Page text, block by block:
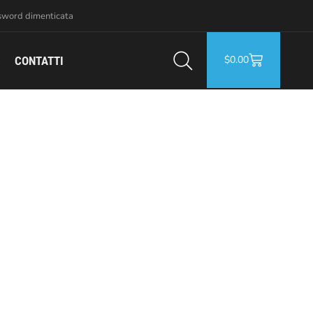
dimenticata
CONTATTI $0.00